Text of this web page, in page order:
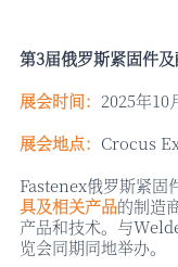
第3届俄罗斯紧固件
展会时间： 2025年10
展会地点： Crocus
Fastenex俄罗斯紧固
具及相关产品的制造
产品和技术。与
览会同期同地举办。